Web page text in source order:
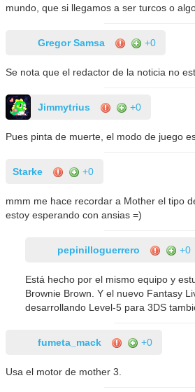
mundo, que si llegamos a ser turcos o algo
Gregor Samsa +0
Se nota que el redactor de la noticia no
Jimmytrius +0
Pues pinta de muerte, el modo de juego
Starke +0
mmm me hace recordar a Mother el tipo
estoy esperando con ansias =)
pepinilloguerrero +0
Está hecho por el mismo equipo y
Brownie Brown. Y el nuevo Fantasy
desarrollando Level-5 para 3DS
fumeta_mack +0
Usa el motor de mother 3.